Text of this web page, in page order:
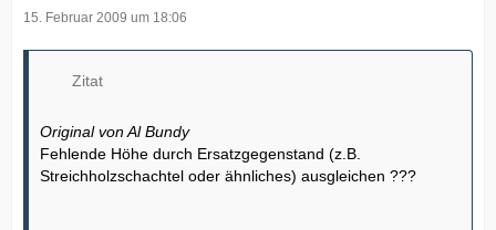
15. Februar 2009 um 18:06
Zitat
Original von Al Bundy
Fehlende Höhe durch Ersatzgegenstand (z.B.
Streichholzschachtel oder ähnliches) ausgleichen ???